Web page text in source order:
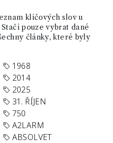
klíčových slov u
pouze vybrat dané
články, které byly
1968
2014
2025
31. ŘÍJEN
750
A2LARM
ABSOLVET